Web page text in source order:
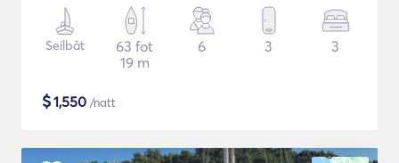
Seilbåt
63 fot
19 m
6 3 3
$1,550 /natt